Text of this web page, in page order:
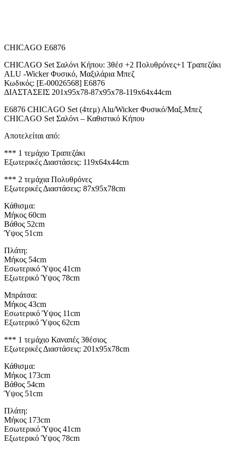
CHICAGO E6876
CHICAGO Set Σαλόνι Κήπου: 3θέσ +2 Πολυθρόνες+1 Τραπεζάκι
ALU -Wicker Φυσικό, Μαξιλάρια Μπεζ
Κωδικός: [Ε-00026568] Ε6876
ΔΙΑΣΤΑΣΕΙΣ 201x95x78-87x95x78-119x64x44cm
Ε6876 CHICAGO Set (4τεμ) Alu/Wicker Φυσικό/Μαξ.Μπεζ
CHICAGO Set Σαλόνι – Καθιστικό Κήπου
Αποτελείται από:
*** 1 τεμάχιο Τραπεζάκι
Εξωτερικές Διαστάσεις: 119x64x44cm
*** 2 τεμάχια Πολυθρόνες
Εξωτερικές Διαστάσεις: 87x95x78cm
Κάθισμα:
Μήκος 60cm
Βάθος 52cm
Ύψος 51cm
Πλάτη:
Μήκος 54cm
Εσωτερικό Ύψος 41cm
Εξωτερικό Ύψος 78cm
Μπράτσα:
Μήκος 43cm
Εσωτερικό Ύψος 11cm
Εξωτερικό Ύψος 62cm
*** 1 τεμάχιο Καναπές 3θέσιος
Εξωτερικές Διαστάσεις: 201x95x78cm
Κάθισμα:
Μήκος 173cm
Βάθος 54cm
Ύψος 51cm
Πλάτη:
Μήκος 173cm
Εσωτερικό Ύψος 41cm
Εξωτερικό Ύψος 78cm